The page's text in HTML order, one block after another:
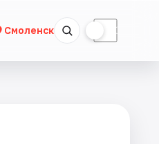
Смоленск ☾